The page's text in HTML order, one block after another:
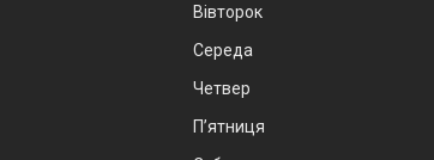
Вівторок
Середа
Четвер
Пʼятниця